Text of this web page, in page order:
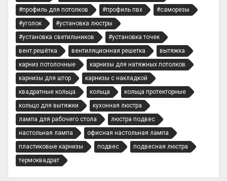
#профиль для потолков
#профиль пвх
#саморезы
#уголок
#установка люстры
#установка светильников
#установка точек
вент.решётка
вентиляционная решетка
вытяжка
карниз потолочные
карнизы для натяжных потолков
карнизы для штор
карнизы с накладкой
квадратные кольца
кольца
кольца протекторные
кольцо для вытяжки
кухонная люстра
лампа для рабочего стола
люстра подвес
настольная лампа
офисная настольная лампа
пластиковые карнизы
подвес
подвесная люстра
термоквадрат